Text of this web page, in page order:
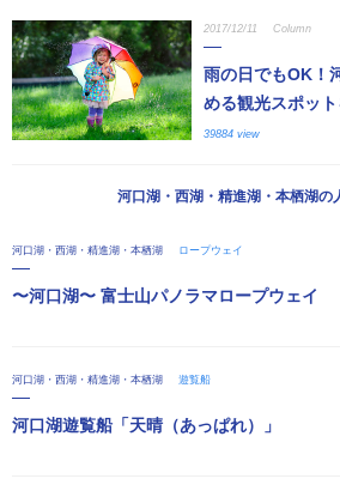
2017/12/11 Column
雨の日でもOK！
める観光スポット
39884 view
河口湖・西湖・精進湖・本栖湖の
河口湖・西湖・精進湖・本栖湖 ロープウェイ
〜河口湖〜 富士山パノラマロープウェイ
河口湖・西湖・精進湖・本栖湖 遊覧船
河口湖遊覧船「天晴（あっぱれ）」